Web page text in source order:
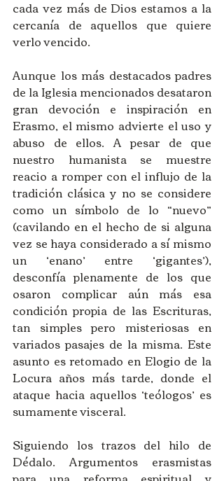
cada vez más de Dios estamos a la
cercanía de aquellos que quiere
verlo vencido.
Aunque los más destacados padres
de la Iglesia mencionados desataron
gran devoción e inspiración en
Erasmo, el mismo advierte el uso y
abuso de ellos. A pesar de que
nuestro humanista se muestre
reacio a romper con el influjo de la
tradición clásica y no se considere
como un símbolo de lo “nuevo”
(cavilando en el hecho de si alguna
vez se haya considerado a sí mismo
un ‘enano’ entre ‘gigantes’),
desconfía plenamente de los que
osaron complicar aún más esa
condición propia de las Escrituras,
tan simples pero misteriosas en
variados pasajes de la misma. Este
asunto es retomado en Elogio de la
Locura años más tarde, donde el
ataque hacia aquellos ‘teólogos’ es
sumamente visceral.
Siguiendo los trazos del hilo de
Dédalo. Argumentos erasmistas